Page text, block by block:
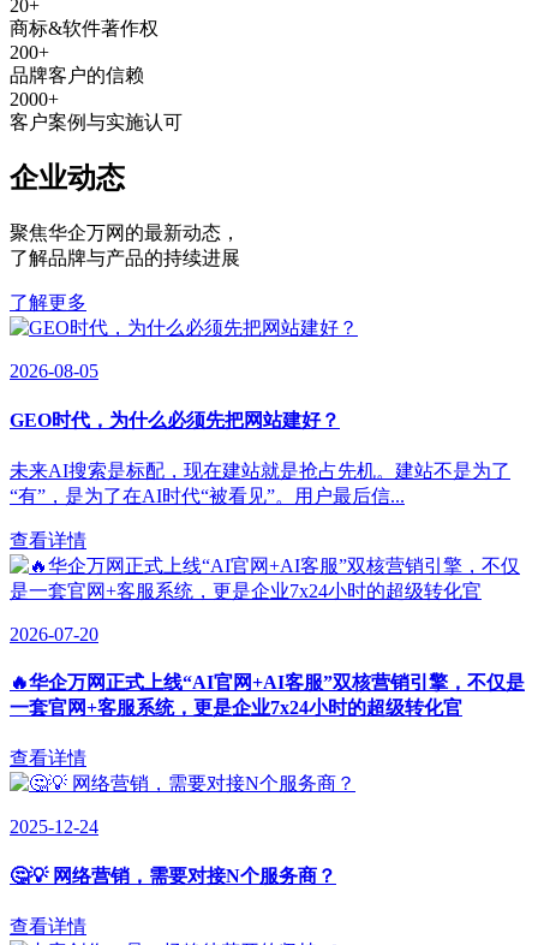
20+
商标&软件著作权
200+
品牌客户的信赖
2000+
客户案例与实施认可
企业动态
聚焦华企万网的最新动态 ，
了解品牌与产品的持续进展
了解更多
2026-08-05
GEO时代，为什么必须先把网站建好？
未来AI搜索是标配，现在建站就是抢占先机。建站不是为了
“有”，是为了在AI时代“被看见”。用户最后信...
查看详情
2026-07-20
🔥华企万网正式上线“AI官网+AI客服”双核营销引擎，不仅是
一套官网+客服系统，更是企业7x24小时的超级转化官
查看详情
2025-12-24
🤔💡 网络营销，需要对接N个服务商？
查看详情